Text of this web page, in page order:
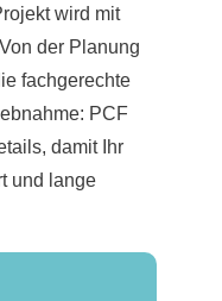
wird mit
der Planung
fachgerechte
PCF
damit Ihr
und lange